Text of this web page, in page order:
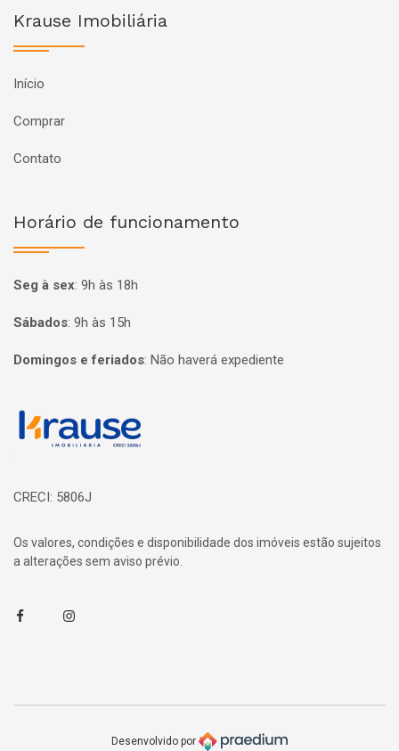
Krause Imobiliária
Início
Comprar
Contato
Horário de funcionamento
Seg à sex: 9h às 18h
Sábados: 9h às 15h
Domingos e feriados: Não haverá expediente
Página inicial
CRECI: 5806J
Os valores, condições e disponibilidade dos imóveis estão sujeitos
a alterações sem aviso prévio.
FacebookInstagram
Desenvolvido por